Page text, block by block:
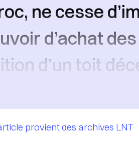
ne cesse
d’achat
d’un toit
provient des archives LNT